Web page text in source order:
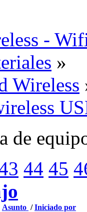
-
»
Wireless
de
44 45
Asunto /Iniciado por